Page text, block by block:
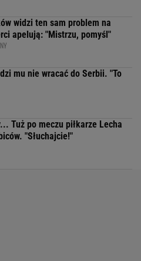
widzi ten sam problem na
apelują: "Mistrzu, pomyśl"
mu nie wracać do Serbii. "To
Tuż po meczu piłkarze Lecha
"Słuchajcie!"